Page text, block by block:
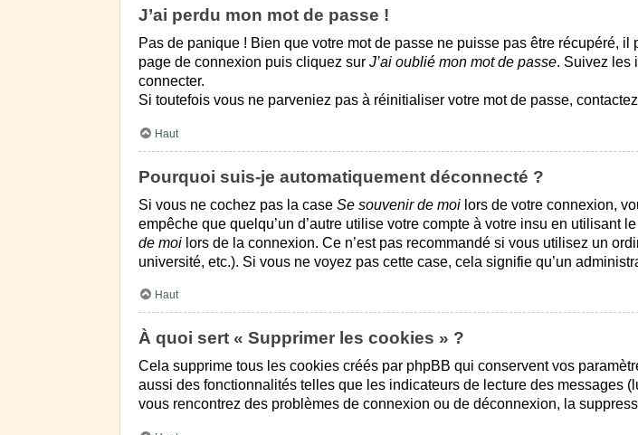
J’ai perdu mon mot de passe !
Pas de panique ! Bien que votre mot de passe ne puisse pas être récupéré,
page de connexion puis cliquez sur J’ai oublié mon mot de passe. Suivez les
connecter.
Si toutefois vous ne parveniez pas à réinitialiser votre mot de passe,
Haut
Pourquoi suis-je automatiquement déconnecté ?
Si vous ne cochez pas la case Se souvenir de moi lors de votre connexion,
empêche que quelqu’un d’autre utilise votre compte à votre insu en utilisant
de moi lors de la connexion. Ce n’est pas recommandé si vous utilisez un
université, etc.). Si vous ne voyez pas cette case, cela signifie qu’un
Haut
À quoi sert « Supprimer les cookies » ?
Cela supprime tous les cookies créés par phpBB qui conservent vos
aussi des fonctionnalités telles que les indicateurs de lecture des messages
vous rencontrez des problèmes de connexion ou de déconnexion, la